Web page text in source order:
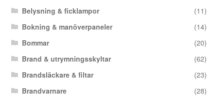
Belysning & ficklampor
(11)
Bokning & manöverpaneler
(14)
Bommar
(20)
Brand & utrymningsskyltar
(62)
Brandsläckare & filtar
(23)
Brandvarnare
(28)